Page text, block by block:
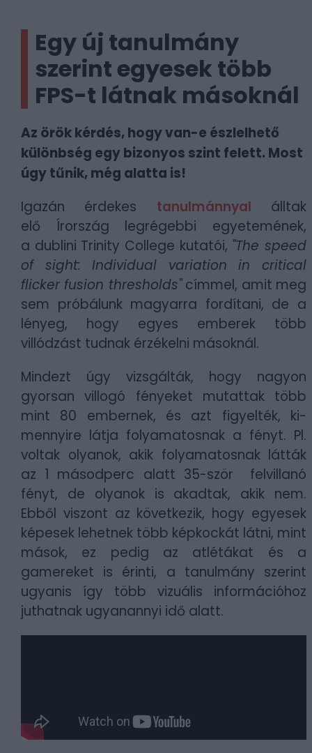
Egy új tanulmány
szerint egyesek több
FPS-t látnak másoknál
Az örök kérdés, hogy van-e észlelhető
különbség egy bizonyos szint felett. Most
úgy tűnik, még alatta is!
Igazán érdekes tanulmánnyal álltak
elő Írország legrégebbi egyetemének,
a dublini Trinity College kutatói, "The speed
of sight: Individual variation in critical
flicker fusion thresholds"címmel, amit meg
sem próbálunk magyarra fordítani, de a
lényeg, hogy egyes emberek több
villódzást tudnak érzékelni másoknál.
Mindezt úgy vizsgálták, hogy nagyon
gyorsan villogó fényeket mutattak több
mint 80 embernek, és azt figyelték, ki-
mennyire látja folyamatosnak a fényt. Pl.
voltak olyanok, akik folyamatosnak látták
az 1 másodperc alatt 35-ször felvillanó
fényt, de olyanok is akadtak, akik nem.
Ebből viszont az következik, hogy egyesek
képesek lehetnek több képkockát látni, mint
mások, ez pedig az atlétákat és a
gamereket is érinti, a tanulmány szerint
ugyanis így több vizuális információhoz
juthatnak ugyanannyi idő alatt.